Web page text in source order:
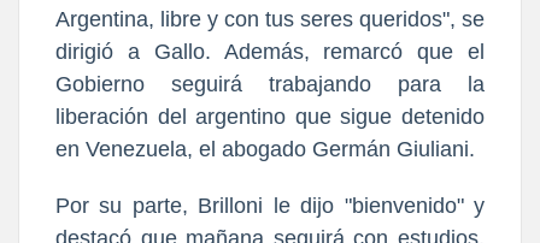
Argentina, libre y con tus seres queridos", se
dirigió a Gallo. Además, remarcó que el
Gobierno seguirá trabajando para la
liberación del argentino que sigue detenido
en Venezuela, el abogado Germán Giuliani.
Por su parte, Brilloni le dijo "bienvenido" y
destacó que mañana seguirá con estudios,